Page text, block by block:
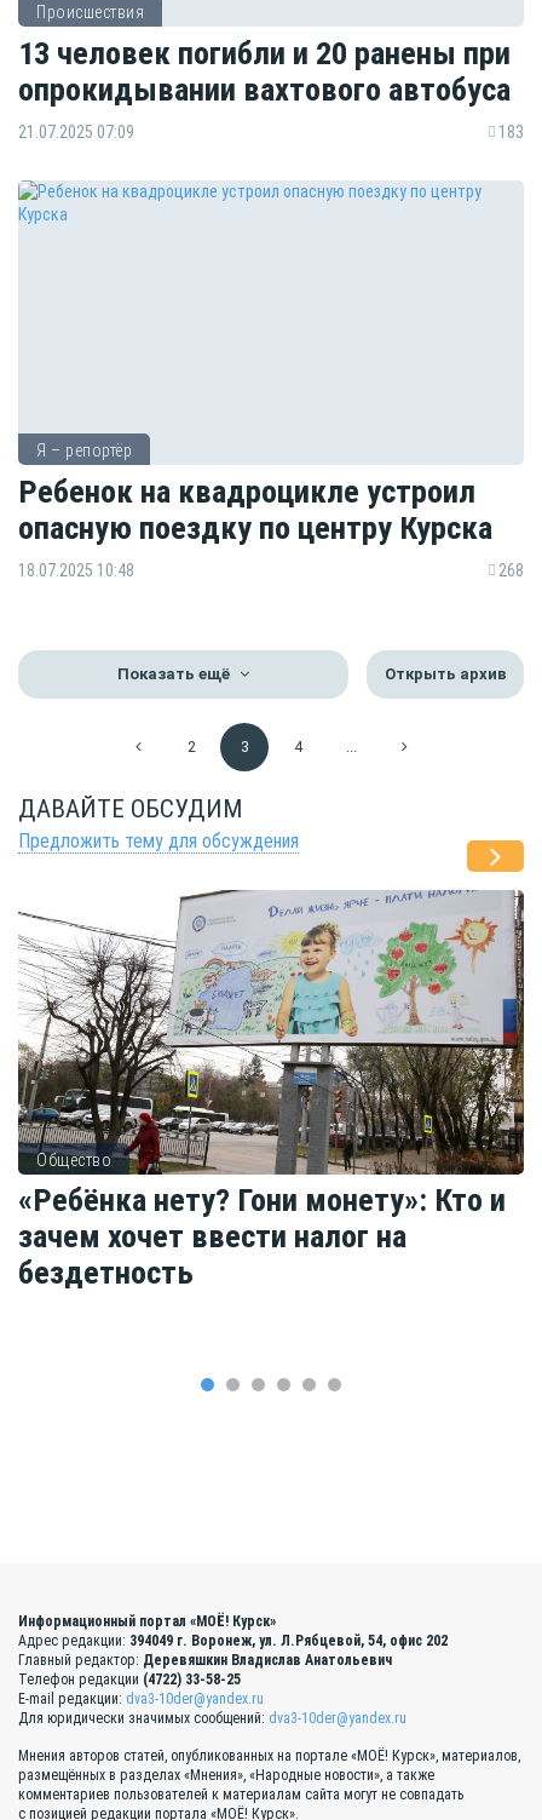
Происшествия
13 человек погибли и 20 ранены при
опрокидывании вахтового автобуса
21.07.2025 07:09 183
Я – репортёр
Ребенок на квадроцикле устроил
опасную поездку по центру Курска
18.07.2025 10:48 268
Показать ещё Открыть архив
2 3 4
ДАВАЙТЕ ОБСУДИМ
Предложить тему для обсуждения
Общество
«Ребёнка нету? Гони монету»: Кто и
зачем хочет ввести налог на
бездетность
Информационный портал «МОЁ! Курск»
Адрес редакции: 394049 г. Воронеж, ул. Л.Рябцевой, 54, офис 202
Главный редактор: Деревяшкин Владислав Анатольевич
Телефон редакции (4722) 33-58-25
E-mail редакции: dva3-10der@yandex.ru
Для юридически значимых сообщений: dva3-10der@yandex.ru
Мнения авторов статей, опубликованных на портале «МОЁ! Курск», материалов,
размещённых в разделах «Мнения», «Народные новости», а также
комментариев пользователей к материалам сайта могут не совпадать
с позицией редакции портала «МОЁ! Курск».